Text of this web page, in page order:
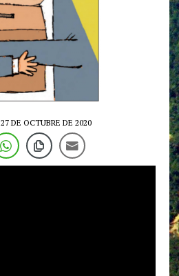
27 DE OCTUBRE DE 2020